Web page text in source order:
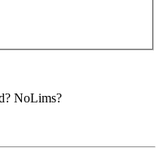
NoLims?